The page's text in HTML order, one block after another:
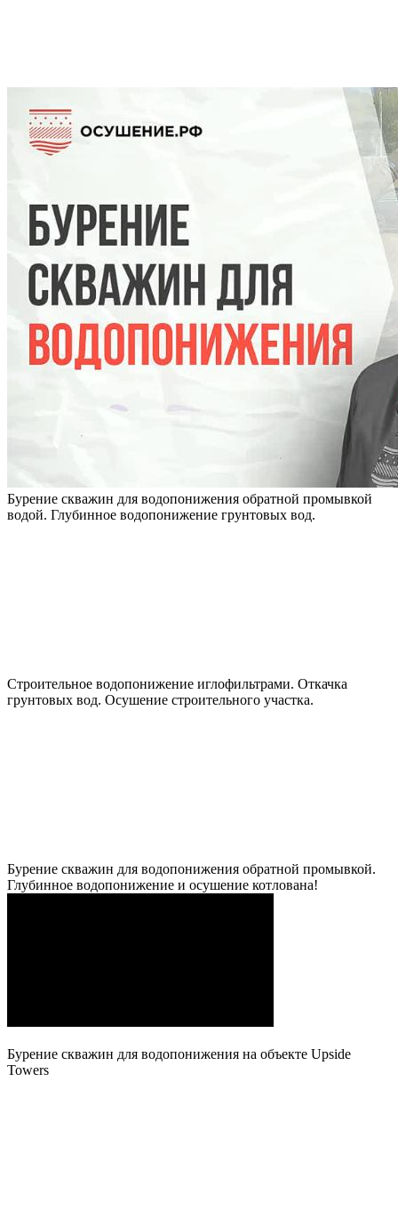
Бурение скважин для водопонижения обратной промывкой
водой. Глубинное водопонижение грунтовых вод.
Строительное водопонижение иглофильтрами. Откачка
грунтовых вод. Осушение строительного участка.
Бурение скважин для водопонижения обратной промывкой.
Глубинное водопонижение и осушение котлована!
Бурение скважин для водопонижения на объекте Upside
Towers